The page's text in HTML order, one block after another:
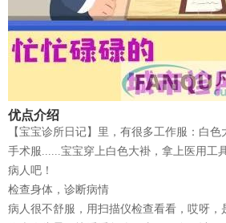
优点介绍
【宝宝诊所日记】里，有很多工作服：白
手术服......宝宝穿上白色大褂，拿上医用工
病人吧！
检查身体，诊断病情
病人很不舒服，用扫描仪检查看看，哎呀，